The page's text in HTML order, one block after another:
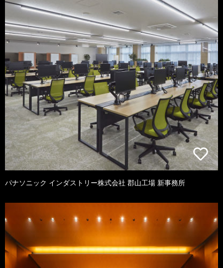
パナソニック インダストリー株式会社 郡山工場 新事務所